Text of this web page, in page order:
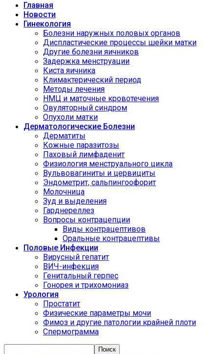
Главная
Новости
Гинекология
Болезни наружных половых органов
Диспластические процессы шейки матки
Другие болезни яичников
Задержка менструации
Киста яичника
Климактерический период
Методы лечения
НМЦ и маточные кровотечения
Овуляторный синдром
Опухоли матки
Дерматологические Болезни
Дерматиты
Кожные паразитозы
Паховый лимфаденит
Физиология менструального цикла
Вульвовагиниты и цервициты
Эндометрит, сальпингоофорит
Молочница
Зуд и выделения
Гарднереллез
Вопросы контрацепции
Виды контрацептивов
Оральные контрацептивы
Половые Инфекции
Вирусный гепатит
ВИЧ-инфекция
Генитальный герпес
Гонорея и трихомониаз
Урология
Простатит
Физические параметры мочи
Фимоз и другие патологии крайней плоти
Спермограмма